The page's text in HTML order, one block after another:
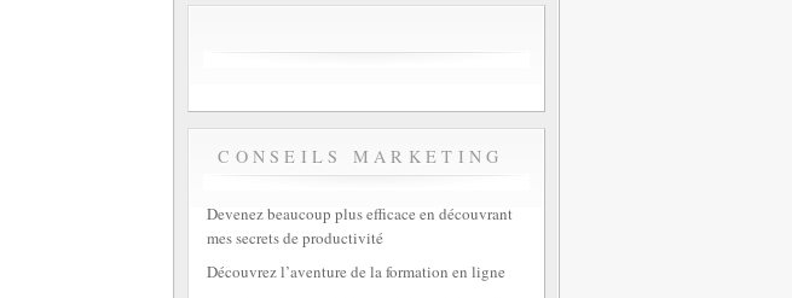
CONSEILS MARKETING
Devenez beaucoup plus efficace en découvrant
mes secrets de productivité
Découvrez l’aventure de la formation en ligne